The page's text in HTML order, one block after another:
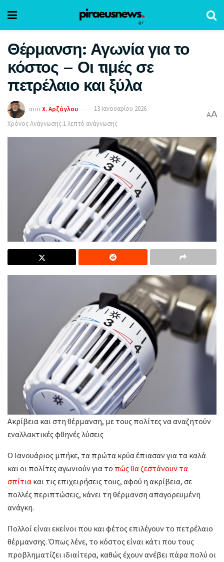
Θέρμανση: Αγωνία για το
κόστος – Οι τιμές σε
πετρέλαιο και ξύλα
από Χ. Αρζόγλου
13 Ιανουαρίου 2026
Χρόνος Ανάγνωσης:1 λεπτό ανάγνωσης
AA
Ακρίβεια και στη θέρμανση, με τους πολίτες να αναζητούν
εναλλακτικές φθηνές λύσεις
Ο Ιανουάριος μπήκε, τα πρώτα κρύα έπιασαν για τα καλά
και οι πολίτες αγωνιούν για το πώς θα ζεστάνουν τα
σπίτια και τις επιχειρήσεις τους, αφού η ακρίβεια, σε
πολλές περιπτώσεις, κάνει τη θέρμανση απαγορευμένη
ανάγκη.
Πολλοί είναι εκείνοι που και φέτος επιλέγουν το πετρέλαιο
θέρμανσης. Όπως λένε, το κόστος είναι κάτι που τους
προβληματίζει ιδιαίτερα, καθώς έχουν ανέβει πάρα πολύ οι